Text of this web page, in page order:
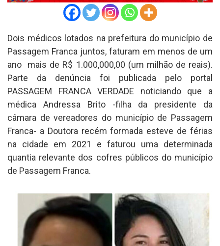
Dois médicos lotados na prefeitura do município de
Passagem Franca juntos, faturam em menos de um
ano mais de R$ 1.000,000,00 (um milhão de reais).
Parte da denúncia foi publicada pelo portal
PASSAGEM FRANCA VERDADE noticiando que a
médica Andressa Brito -filha da presidente da
câmara de vereadores do município de Passagem
Franca- a Doutora recém formada esteve de férias
na cidade em 2021 e faturou uma determinada
quantia relevante dos cofres públicos do município
de Passagem Franca.